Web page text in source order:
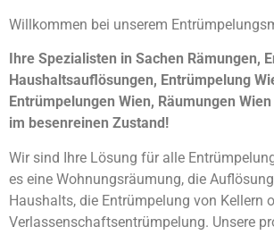
Willkommen bei unserem
Ihre Spezialisten in Sachen Rämungen,
Haushaltsauflösungen, Entrümpelung
Entrümpelungen Wien, Räumungen
im besenreinen Zustand!
Wir sind Ihre Lösung für alle
es eine Wohnungsräumung, die
Haushalts, die Entrümpelung von Kellern
Verlassenschaftsentrümpelung. Unsere